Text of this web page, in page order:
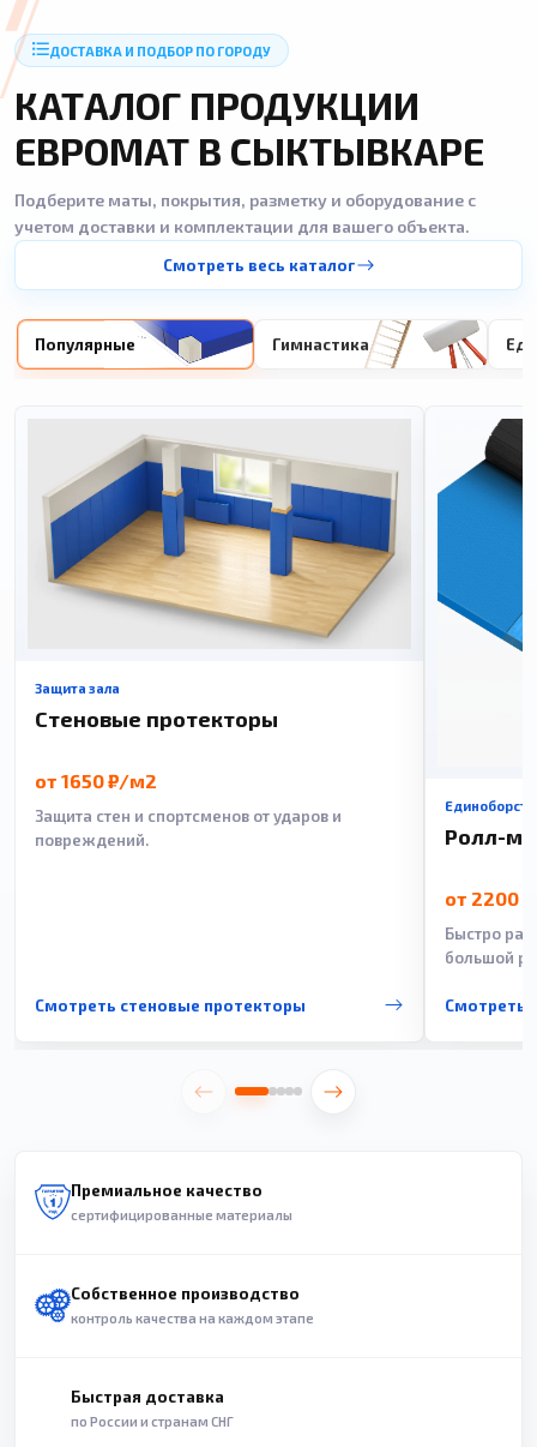
ДОСТАВКА И ПОДБОР ПО ГОРОДУ
КАТАЛОГ ПРОДУКЦИИ
ЕВРОМАТ В СЫКТЫВКАРЕ
Подберите маты, покрытия, разметку и оборудование с
учетом доставки и комплектации для вашего объекта.
Смотреть весь каталог
Популярные Гимнастика
Защита зала
Стеновые протекторы
от 1650 ₽/м2
Защита стен и спортсменов от ударов и
повреждений.
Смотреть стеновые протекторы
Ролл-
от 2200
Быстро
большой
Смотреть
Премиальное качество
сертифицированные материалы
Собственное производство
контроль качества на каждом этапе
Быстрая доставка
по России и странам СНГ